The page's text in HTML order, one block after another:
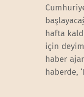
hafta
için
haber
haberde,